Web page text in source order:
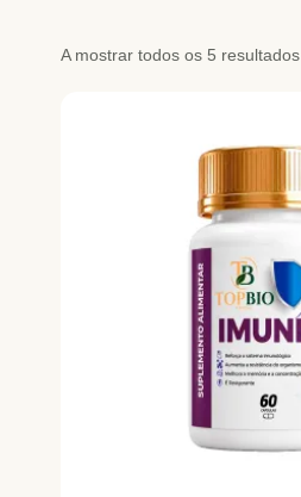
A mostrar todos os 5 resultados